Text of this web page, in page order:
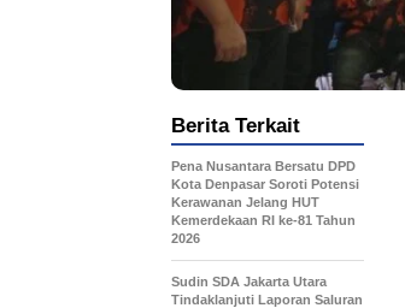
Berita Terkait
Pena Nusantara Bersatu DPD
Kota Denpasar Soroti Potensi
Kerawanan Jelang HUT
Kemerdekaan RI ke-81 Tahun
2026
Sudin SDA Jakarta Utara
Tindaklanjuti Laporan Saluran